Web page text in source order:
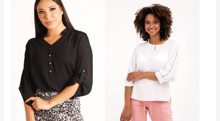
precios:
desde
$39.900
hasta
$79.900